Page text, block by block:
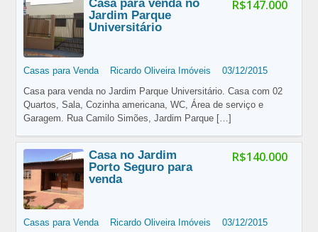
R$147.000
Casa para venda no
Jardim Parque
Universitário
Casas para Venda Ricardo Oliveira Imóveis
03/12/2015
Casa para venda no Jardim Parque Universitário. Casa com 02
Quartos, Sala, Cozinha americana, WC, Área de serviço e
Garagem. Rua Camilo Simões, Jardim Parque […]
R$140.000
Casa no Jardim
Porto Seguro para
venda
Casas para Venda Ricardo Oliveira Imóveis
03/12/2015